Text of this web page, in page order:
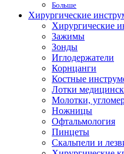
Больше
Хирургические
Хирургические
Зажимы
Зонды
Иглодержатели
Корнцанги
Костные
Лотки
Молотки,
Ножницы
Офтальмология
Пинцеты
Скальпели и